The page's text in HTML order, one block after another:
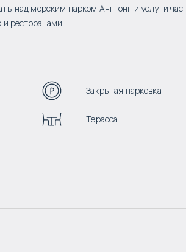
над морским парком Ангтонг и услуги
ресторанами.
Закрытая парковка
Терасса